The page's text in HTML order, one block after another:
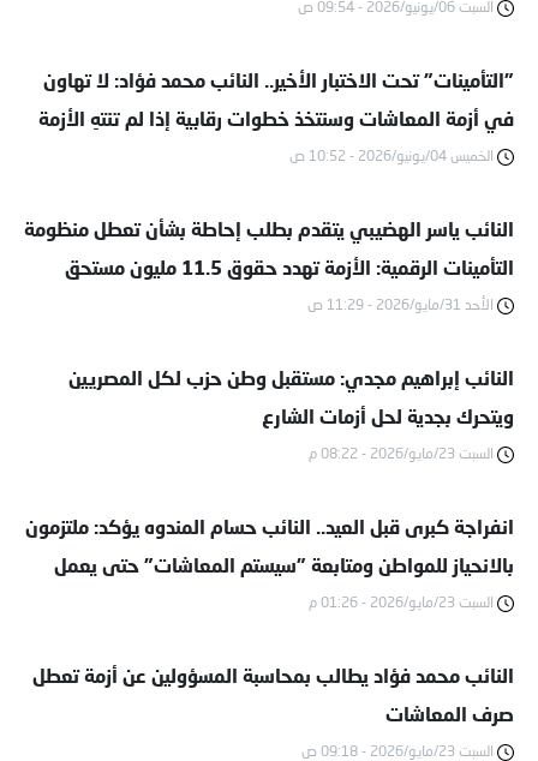
السبت 06/يونيو/2026 - 09:54 ص
"التأمينات" تحت الاختبار الأخير.. النائب محمد فؤاد: لا تهاون
في أزمة المعاشات وسنتخذ خطوات رقابية إذا لم تنتهِ الأزمة
غدًاالخميس 04/يونيو/2026 - 10:52 ص
النائب ياسر الهضيبي يتقدم بطلب إحاطة بشأن تعطل منظومة
التأمينات الرقمية: الأزمة تهدد حقوق 11.5 مليون مستحق
الأحد 31/مايو/2026 - 11:29 ص
النائب إبراهيم مجدي: مستقبل وطن حزب لكل المصريين
ويتحرك بجدية لحل أزمات الشارع
السبت 23/مايو/2026 - 08:22 م
انفراجة كبرى قبل العيد.. النائب حسام المندوه يؤكد: ملتزمون
بالانحياز للمواطن ومتابعة "سيستم المعاشات" حتى يعمل
بكامل كفاءته
السبت 23/مايو/2026 - 01:26 م
النائب محمد فؤاد يطالب بمحاسبة المسؤولين عن أزمة تعطل
صرف المعاشات
السبت 23/مايو/2026 - 09:18 ص